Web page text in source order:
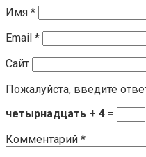
Имя *
Email *
Сайт
Пожалуйста, введите
четырнадцать + 4 =
Комментарий *